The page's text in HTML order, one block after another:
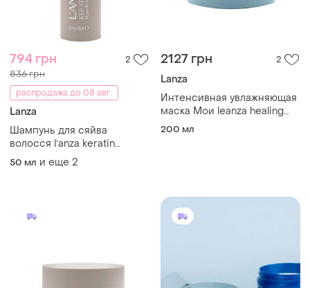
794 грн 2
836 грн
распродажа до 08 авг.
Lanza
Шампунь для сяйва
волосся lʼanza keratin
healing oil shampoo
50 мл и еще 2
2127 грн 2
Lanza
Интенсивная увлажняющая
маска Мои leanza healing
moisture moi moi hair
200 мл